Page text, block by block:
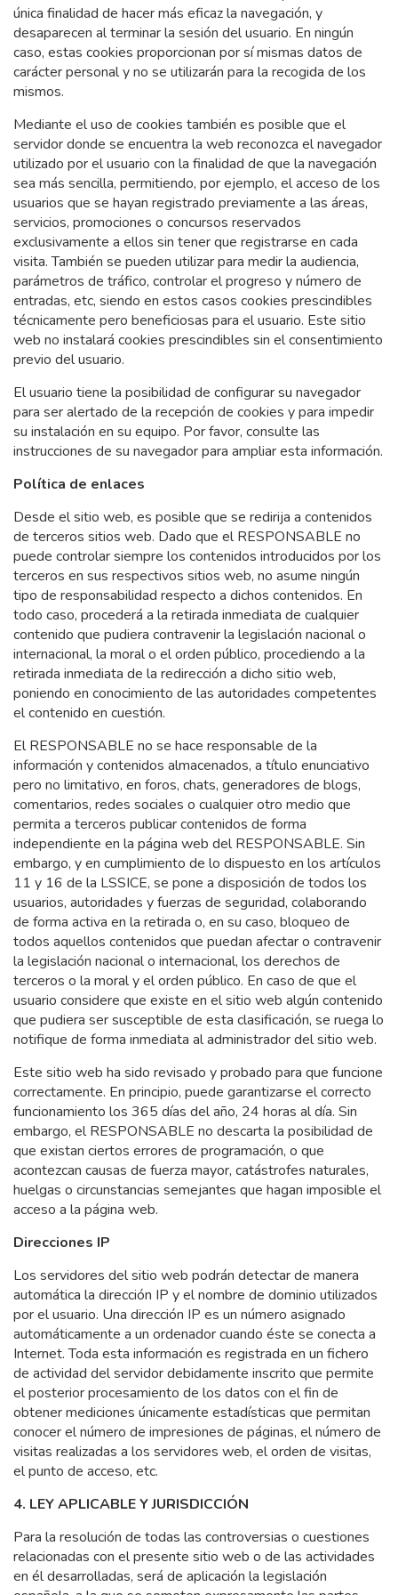
única finalidad de hacer más eficaz la navegación, y
desaparecen al terminar la sesión del usuario. En ningún
caso, estas cookies proporcionan por sí mismas datos de
carácter personal y no se utilizarán para la recogida de los
mismos.
Mediante el uso de cookies también es posible que el
servidor donde se encuentra la web reconozca el navegador
utilizado por el usuario con la finalidad de que la navegación
sea más sencilla, permitiendo, por ejemplo, el acceso de los
usuarios que se hayan registrado previamente a las áreas,
servicios, promociones o concursos reservados
exclusivamente a ellos sin tener que registrarse en cada
visita. También se pueden utilizar para medir la audiencia,
parámetros de tráfico, controlar el progreso y número de
entradas, etc, siendo en estos casos cookies prescindibles
técnicamente pero beneficiosas para el usuario. Este sitio
web no instalará cookies prescindibles sin el consentimiento
previo del usuario.
El usuario tiene la posibilidad de configurar su navegador
para ser alertado de la recepción de cookies y para impedir
su instalación en su equipo. Por favor, consulte las
instrucciones de su navegador para ampliar esta información.
Política de enlaces
Desde el sitio web, es posible que se redirija a contenidos
de terceros sitios web. Dado que el RESPONSABLE no
puede controlar siempre los contenidos introducidos por los
terceros en sus respectivos sitios web, no asume ningún
tipo de responsabilidad respecto a dichos contenidos. En
todo caso, procederá a la retirada inmediata de cualquier
contenido que pudiera contravenir la legislación nacional o
internacional, la moral o el orden público, procediendo a la
retirada inmediata de la redirección a dicho sitio web,
poniendo en conocimiento de las autoridades competentes
el contenido en cuestión.
El RESPONSABLE no se hace responsable de la
información y contenidos almacenados, a título enunciativo
pero no limitativo, en foros, chats, generadores de blogs,
comentarios, redes sociales o cualquier otro medio que
permita a terceros publicar contenidos de forma
independiente en la página web del RESPONSABLE. Sin
embargo, y en cumplimiento de lo dispuesto en los artículos
11 y 16 de la LSSICE, se pone a disposición de todos los
usuarios, autoridades y fuerzas de seguridad, colaborando
de forma activa en la retirada o, en su caso, bloqueo de
todos aquellos contenidos que puedan afectar o contravenir
la legislación nacional o internacional, los derechos de
terceros o la moral y el orden público. En caso de que el
usuario considere que existe en el sitio web algún contenido
que pudiera ser susceptible de esta clasificación, se ruega lo
notifique de forma inmediata al administrador del sitio web.
Este sitio web ha sido revisado y probado para que funcione
correctamente. En principio, puede garantizarse el correcto
funcionamiento los 365 días del año, 24 horas al día. Sin
embargo, el RESPONSABLE no descarta la posibilidad de
que existan ciertos errores de programación, o que
acontezcan causas de fuerza mayor, catástrofes naturales,
huelgas o circunstancias semejantes que hagan imposible el
acceso a la página web.
Direcciones IP
Los servidores del sitio web podrán detectar de manera
automática la dirección IP y el nombre de dominio utilizados
por el usuario. Una dirección IP es un número asignado
automáticamente a un ordenador cuando éste se conecta a
Internet. Toda esta información es registrada en un fichero
de actividad del servidor debidamente inscrito que permite
el posterior procesamiento de los datos con el fin de
obtener mediciones únicamente estadísticas que permitan
conocer el número de impresiones de páginas, el número de
visitas realizadas a los servidores web, el orden de visitas,
el punto de acceso, etc.
4. LEY APLICABLE Y JURISDICCIÓN
Para la resolución de todas las controversias o cuestiones
relacionadas con el presente sitio web o de las actividades
en él desarrolladas, será de aplicación la legislación